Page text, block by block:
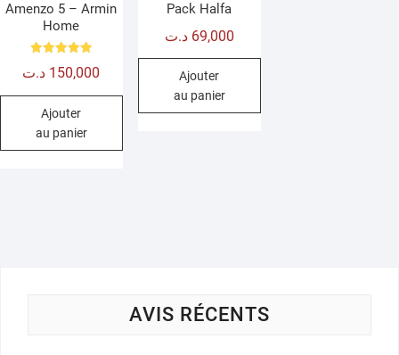
Amenzo 5 – Armin
Home
5.00
150,000 د.ت
Ajouter
au panier
Pack Halfa
69,000 د.ت
Ajouter
au panier
AVIS RÉCENTS